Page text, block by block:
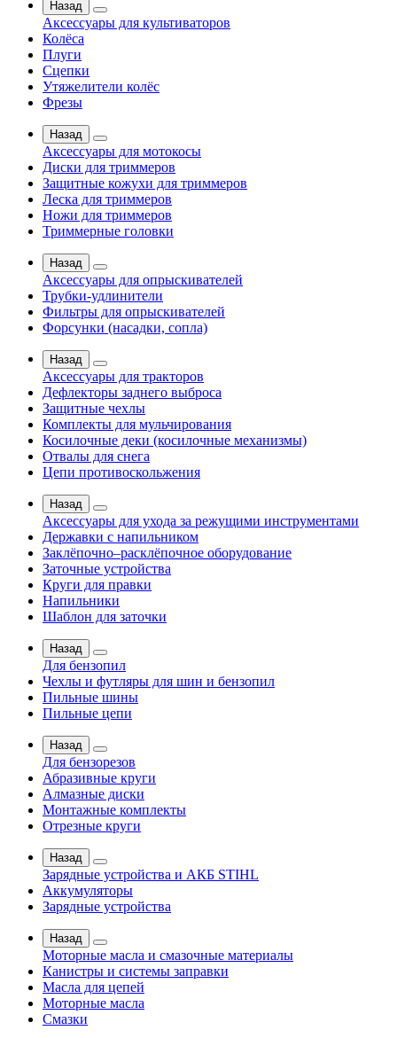
Назад
Аксессуары для культиваторов
Колёса
Плуги
Сцепки
Утяжелители колёс
Фрезы
Назад
Аксессуары для мотокосы
Диски для триммеров
Защитные кожухи для триммеров
Леска для триммеров
Ножи для триммеров
Триммерные головки
Назад
Аксессуары для опрыскивателей
Трубки-удлинители
Фильтры для опрыскивателей
Форсунки (насадки, сопла)
Назад
Аксессуары для тракторов
Дефлекторы заднего выброса
Защитные чехлы
Комплекты для мульчирования
Косилочные деки (косилочные механизмы)
Отвалы для снега
Цепи противоскольжения
Назад
Аксессуары для ухода за режущими инструментами
Державки с напильником
Заклёпочно–расклёпочное оборудование
Заточные устройства
Круги для правки
Напильники
Шаблон для заточки
Назад
Для бензопил
Чехлы и футляры для шин и бензопил
Пильные шины
Пильные цепи
Назад
Для бензорезов
Абразивные круги
Алмазные диски
Монтажные комплекты
Отрезные круги
Назад
Зарядные устройства и АКБ STIHL
Аккумуляторы
Зарядные устройства
Назад
Моторные масла и смазочные материалы
Канистры и системы заправки
Масла для цепей
Моторные масла
Смазки